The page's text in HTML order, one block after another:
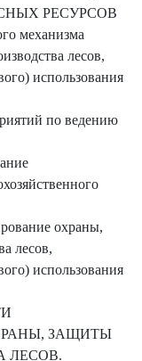
РЕСУРСОВ
механизма
лесов,
использования
по ведению
охраны,
лесов,
использования
ЗАЩИТЫ
ЛЕСОВ.